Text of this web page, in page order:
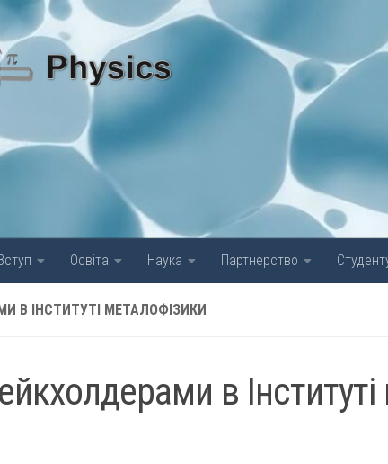
Освіта Наука Партнерство
В ІНСТИТУТІ МЕТАЛОФІЗИКИ
в